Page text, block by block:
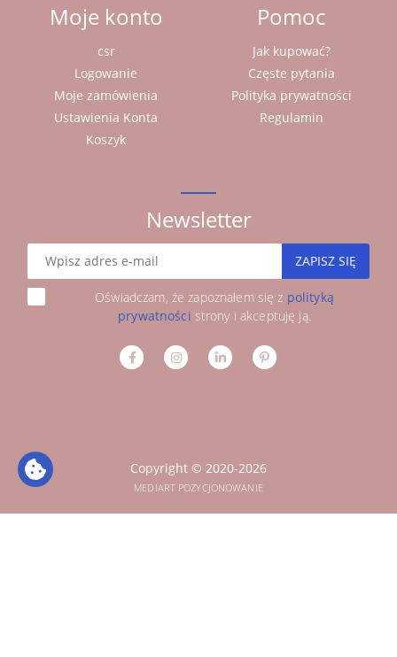
Moje konto
csr
Logowanie
Moje zamówienia
Ustawienia Konta
Koszyk
Pomoc
Jak kupować?
Częste pytania
Polityka prywatności
Regulamin
Newsletter
ZAPISZ SIĘ
Oświadczam, że zapoznałem się z polityką
prywatności strony i akceptuję ją.
Copyright © 2020-2026
MEDIART POZYCJONOWANIE